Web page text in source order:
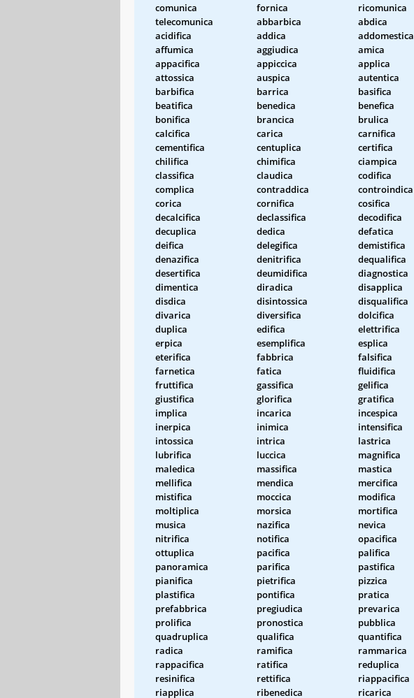
comunica fornica ricomunica
telecomunica
abbarbica abdica
acidifica
addica addomestica
affumica
aggiudica amica
appacifica
appiccica applica
attossica
auspica autentica
barbifica
barrica basifica
beatifica
benedica benefica
bonifica
brancica brulica
calcifica
carica carnifica
cementifica
centuplica certifica
chilifica
chimifica ciampica
classifica
claudica codifica
complica
contraddica controindica
corica
cornifica cosifica
decalcifica
declassifica decodifica
decuplica
dedica defatica
deifica
delegifica demistifica
denazifica
denitrifica dequalifica
desertifica
deumidifica diagnostica
dimentica
diradica disapplica
disdica
disintossica disqualifica
divarica
diversifica dolcifica
duplica
edifica elettrifica
erpica
esemplifica esplica
eterifica
fabbrica falsifica
farnetica
fatica fluidifica
fruttifica
gassifica gelifica
giustifica
glorifica gratifica
implica
incarica incespica
inerpica
inimica intensifica
intossica
intrica lastrica
lubrifica
luccica magnifica
maledica
massifica mastica
mellifica
mendica mercifica
mistifica
moccica modifica
moltiplica
morsica mortifica
musica
nazifica nevica
nitrifica
notifica opacifica
ottuplica
pacifica palifica
panoramica
parifica pastifica
pianifica
pietrifica pizzica
plastifica
pontifica pratica
prefabbrica
pregiudica prevarica
prolifica
pronostica pubblica
quadruplica
qualifica quantifica
radica
ramifica rammarica
rappacifica
ratifica reduplica
resinifica
rettifica riappacifica
riapplica
ribenedica ricarica